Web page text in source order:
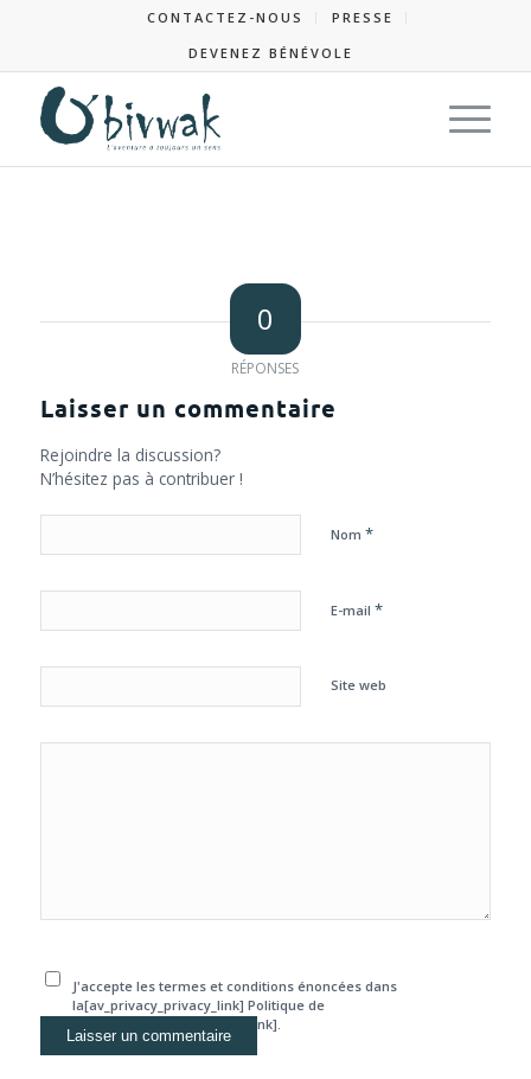
CONTACTEZ-NOUS
PRESSE
DEVENEZ BÉNÉVOLE
0
RÉPONSES
Laisser un commentaire
Rejoindre la discussion?
N’hésitez pas à contribuer !
Nom *
E-mail *
Site web
J'accepte les termes et conditions énoncées dans
la[av_privacy_privacy_link] Politique de
confidentialité[/av_privacy_link].